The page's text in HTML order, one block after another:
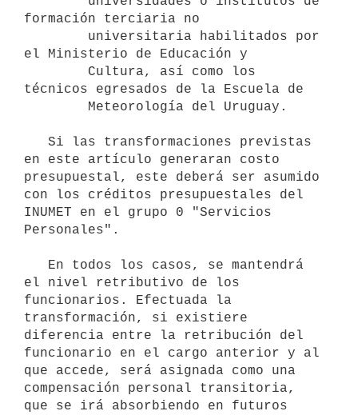
formación terciaria no
el Ministerio de Educación y
técnicos egresados de la Escuela de
en este artículo generaran costo
presupuestal, este deberá ser asumido
con los créditos presupuestales del
INUMET en el grupo 0 "Servicios
Personales".
el nivel retributivo de los
funcionarios. Efectuada la
transformación, si existiere
diferencia entre la retribución del
funcionario en el cargo anterior y al
que accede, será asignada como una
compensación personal transitoria,
que se irá absorbiendo en futuros